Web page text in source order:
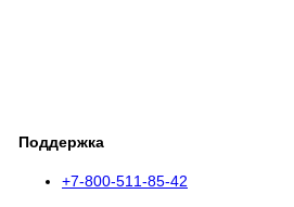
Поддержка
+7-800-511-85-42